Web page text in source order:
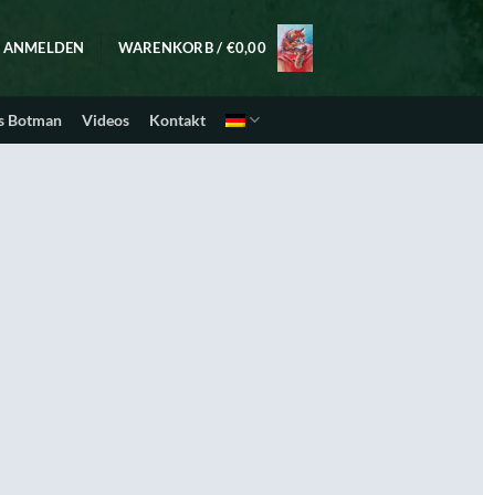
ANMELDEN WARENKORB / €0,00
Botman Videos Kontakt